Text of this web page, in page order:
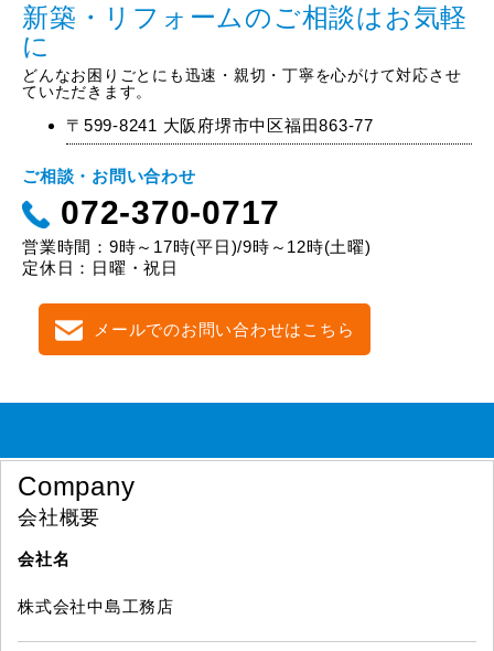
新築・リフォームのご相談はお気軽
に
どんなお困りごとにも迅速・親切・丁寧を心がけて対応させ
ていただきます。
〒599-8241 大阪府堺市中区福田863-77
ご相談・お問い合わせ
072-370-0717
営業時間：9時～17時(平日)/9時～12時(土曜)
定休日：日曜・祝日
メールでのお問い合わせはこちら
Company
会社概要
会社名
株式会社中島工務店